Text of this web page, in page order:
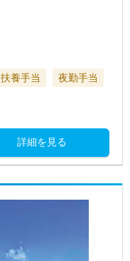
扶養手当
夜勤手当
詳細を見る